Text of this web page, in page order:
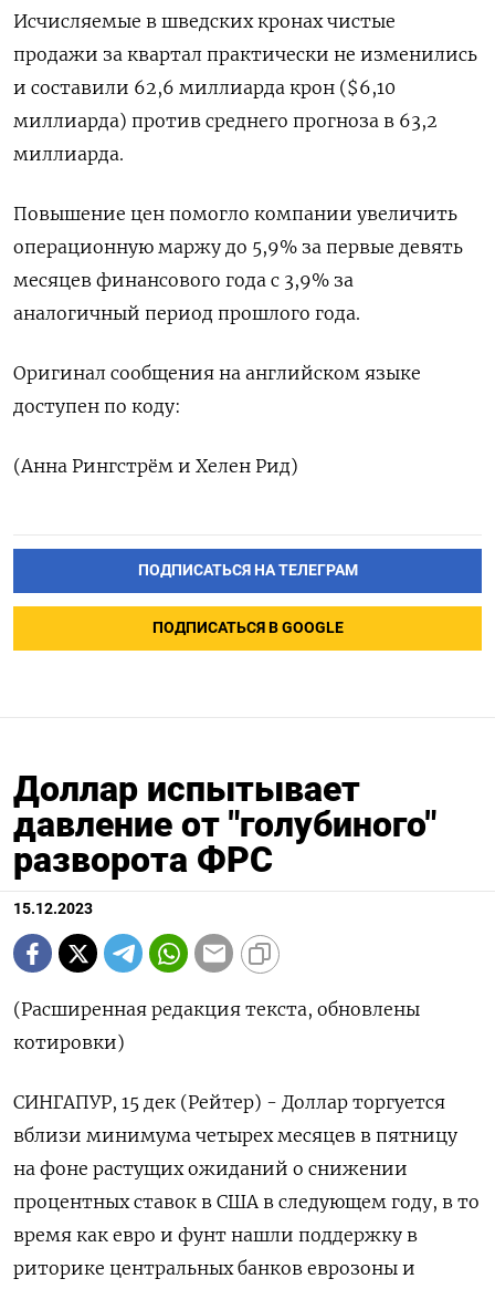
Исчисляемые в шведских кронах чистые
продажи за квартал практически не изменились
и составили 62,6 миллиарда крон ($6,10
миллиарда) против среднего прогноза в 63,2
миллиарда.
Повышение цен помогло компании увеличить
операционную маржу до 5,9% за первые девять
месяцев финансового года с 3,9% за
аналогичный период прошлого года.
Оригинал сообщения на английском языке
доступен по коду:
(Анна Рингстрём и Хелен Рид)
ПОДПИСАТЬСЯ НА ТЕЛЕГРАМ
ПОДПИСАТЬСЯ В GOOGLE
Доллар испытывает
давление от "голубиного"
разворота ФРС
15.12.2023
(Расширенная редакция текста, обновлены
котировки)
СИНГАПУР, 15 дек (Рейтер) - Доллар торгуется
вблизи минимума четырех месяцев в пятницу
на фоне растущих ожиданий о снижении
процентных ставок в США в следующем году, в то
время как евро и фунт нашли поддержку в
риторике центральных банков еврозоны и